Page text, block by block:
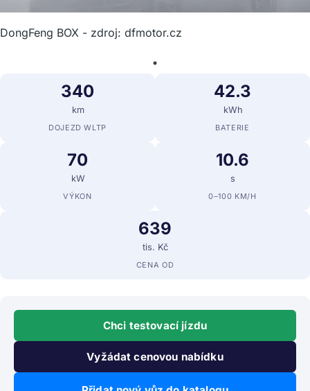
DongFeng BOX - zdroj: dfmotor.cz
340
km
DOJEZD WLTP
42.3
kWh
BATERIE
70
kW
VÝKON
10.6
s
0–100 KM/H
639
tis. Kč
CENA OD
Chci testovací jízdu
Vyžádat cenovou nabídku